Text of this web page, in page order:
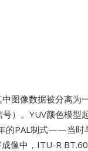
图像数据被分离为
）。YUV颜色模型
的PAL制式——当时
像中，ITU-R